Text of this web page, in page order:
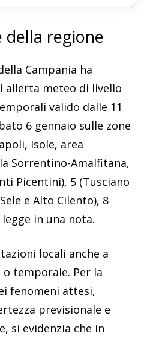
della regione
Campania ha
allerta meteo di livello
valido dalle 11
6 gennaio sulle zone
Isole, area
Sorrentino-Amalfitana,
Picentini), 5 (Tusciano
e Alto Cilento), 8
in una nota.
locali anche a
temporale. Per la
fenomeni attesi,
previsionale e
si evidenzia che in